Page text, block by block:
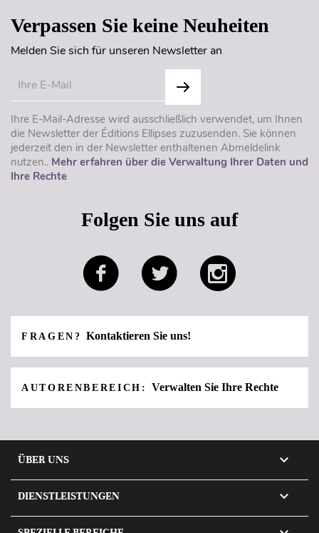
Verpassen Sie keine Neuheiten
Melden Sie sich für unseren Newsletter an
Ihre E-Mail-Adresse wird ausschließlich verwendet, um Ihnen
die Newsletter der Éditions Ellipses zuzusenden. Sie können
jederzeit den in der Newsletter enthaltenen Abmeldelink
nutzen.. Mehr erfahren über die Verwaltung Ihrer Daten und
Ihre Rechte
Folgen Sie uns auf
FRAGEN? Kontaktieren Sie uns!
AUTORENBEREICH: Verwalten Sie Ihre Rechte
ÜBER UNS 
DIENSTLEISTUNGEN 